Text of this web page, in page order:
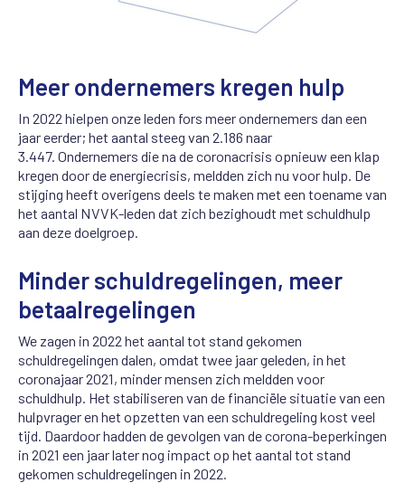
Meer ondernemers kregen hulp
In 2022 hielpen onze leden fors meer ondernemers dan een
jaar eerder; het aantal steeg van 2.186 naar
3.447. Ondernemers die na de coronacrisis opnieuw een klap
kregen door de energiecrisis, meldden zich nu voor hulp. De
stijging heeft overigens deels te maken met een toename van
het aantal NVVK-leden dat zich bezighoudt met schuldhulp
aan deze doelgroep.
Minder schuldregelingen, meer
betaalregelingen
We zagen in 2022 het aantal tot stand gekomen
schuldregelingen dalen, omdat twee jaar geleden, in het
coronajaar 2021, minder mensen zich meldden voor
schuldhulp. Het stabiliseren van de financiële situatie van een
hulpvrager en het opzetten van een schuldregeling kost veel
tijd. Daardoor hadden de gevolgen van de corona-beperkingen
in 2021 een jaar later nog impact op het aantal tot stand
gekomen schuldregelingen in 2022.